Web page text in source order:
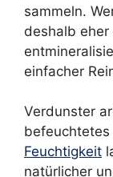
sammeln.
deshalb
einfacher
Verdunster
Feuchtigkeit
natürlicher